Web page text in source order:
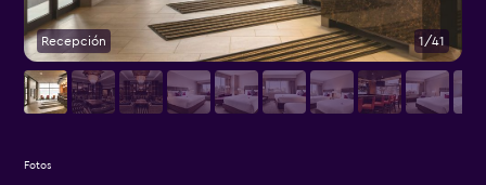
Recepción 1/41
Fotos